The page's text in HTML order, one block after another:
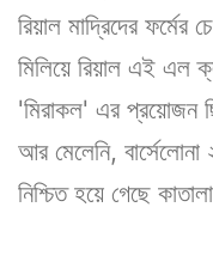
রিয়াল মাদ্রিদের
মিলিয়ে রিয়াল এই এল
'মিরাকল' এর প্রয়োজন
আর মেলেনি,
নিশ্চিত হয়ে গেছে